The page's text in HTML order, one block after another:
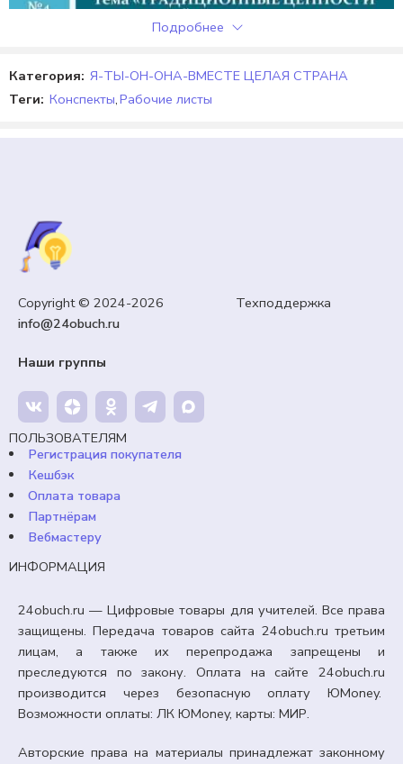
9 КЛАСС
«Традиционные ценности российского общества»
Медведева. Обществознание 9 класс. Урок №4.
99,00 ₽Кешбэк: 15 рублей
Продавец:24obuch.ru
Подробнее
Категория: Я-ТЫ-ОН-ОНА-ВМЕСТЕ ЦЕЛАЯ СТРАНА
Теги: Конспекты,Рабочие листы
Copyright © 2024-2026 Техподдержка
info@24obuch.ru
Наши группы
ПОЛЬЗОВАТЕЛЯМ
Регистрация покупателя
Кешбэк
Оплата товара
Партнёрам
Вебмастеру
ИНФОРМАЦИЯ
24obuch.ru — Цифровые товары для учителей. Все права
защищены. Передача товаров сайта 24obuch.ru третьим
лицам, а также их перепродажа запрещены и
преследуются по закону. Оплата на сайте 24obuch.ru
производится через безопасную оплату ЮMoney.
Возможности оплаты: ЛК ЮMoney, карты: МИР.
Авторские права на материалы принадлежат законному